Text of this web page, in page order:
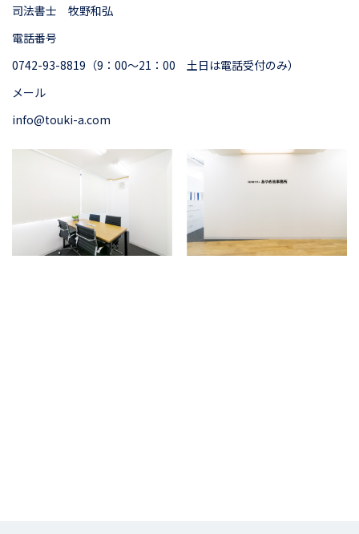
司法書士 牧野和弘
電話番号
0742-93-8819（9：00～21：00 土日は電話受付のみ）
メール
info@touki-a.com